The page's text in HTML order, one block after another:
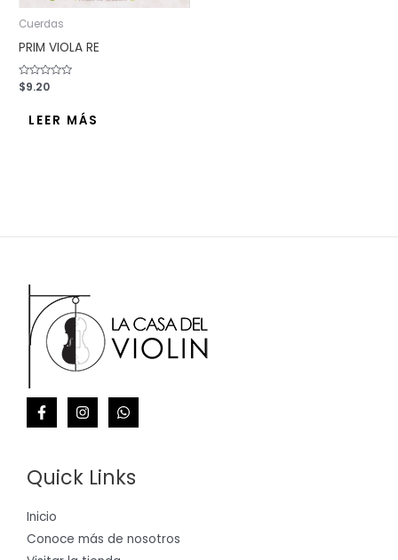
Cuerdas
PRIM VIOLA RE
Valorado
con
$9.20
LEER MÁS
Quick Links
Inicio
Conoce más de nosotros